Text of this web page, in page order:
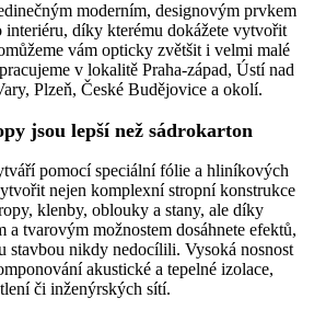
moderním, designovým prvkem
interiéru, díky kterému dokážete vytvořit
vám opticky zvětšit i velmi malé
v lokalitě Praha-západ, Ústí nad
Plzeň, České Budějovice a okolí.
jsou lepší než sádrokarton
pomocí speciální fólie a hliníkových
nejen komplexní stropní konstrukce
klenby, oblouky a stany, ale díky
tvarovým možnostem dosáhnete efektů,
stavbou nikdy nedocílili. Vysoká nosnost
akustické a tepelné izolace,
či inženýrských sítí.